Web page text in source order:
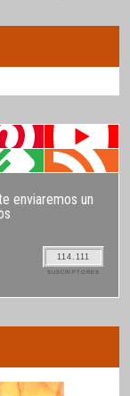
enviaremos un
114.111
SUSCRIPTORES